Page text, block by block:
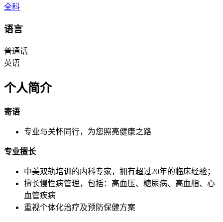
全科
语言
普通话
英语
个人简介
寄语
专业与关怀同行，为您照亮健康之路
专业擅长
中美双轨培训的内科专家，拥有超过20年的临床经验；
擅长慢性病管理，包括：高血压、糖尿病、高血脂、心
血管疾病
重视个体化治疗及预防保健方案